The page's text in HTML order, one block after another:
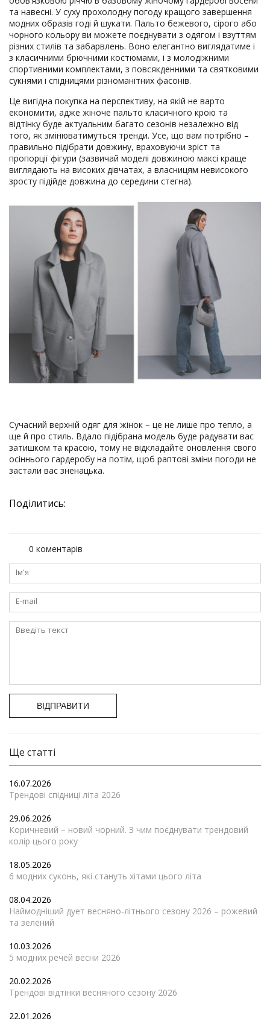
та навесні. У суху прохолодну погоду кращого завершення
модних образів годі й шукати. Пальто бежевого, сірого або
чорного кольору ви можете поєднувати з одягом і взуттям
різних стилів та забарвлень. Воно елегантно виглядатиме і
з класичними брючними костюмами, і з молодіжними
спортивними комплектами, з повсякденними та святковими
сукнями і спідницями різноманітних фасонів.
Це вигідна покупка на перспективу, на якій не варто
економити, адже жіноче пальто класичного крою та
відтінку буде актуальним багато сезонів незалежно від
того, як змінюватимуться тренди. Усе, що вам потрібно –
правильно підібрати довжину, враховуючи зріст та
пропорції фігури (зазвичай моделі довжиною максі краще
виглядають на високих дівчатах, а власницям невисокого
зросту підійде довжина до середини стегна).
Сучасний верхній одяг для жінок – це не лише про тепло, а
ще й про стиль. Вдало підібрана модель буде радувати вас
затишком та красою, тому не відкладайте оновлення свого
осіннього гардеробу на потім, щоб раптові зміни погоди не
застали вас зненацька.
Поділитись:
0 коментарів
ВІДПРАВИТИ
Ще статті
16.07.2026
Трендові спідниці літа 2026
29.06.2026
Коричневий – новий чорний. З чим поєднувати трендовий
колір цього року
18.05.2026
6 модних суконь, які стануть хітами цього літа
08.04.2026
Наймодніший дует весняно-літнього сезону 2026 – рожевий
та зелений
10.03.2026
5 модних речей весни 2026
20.02.2026
Трендові відтінки весняного сезону 2026
22.01.2026